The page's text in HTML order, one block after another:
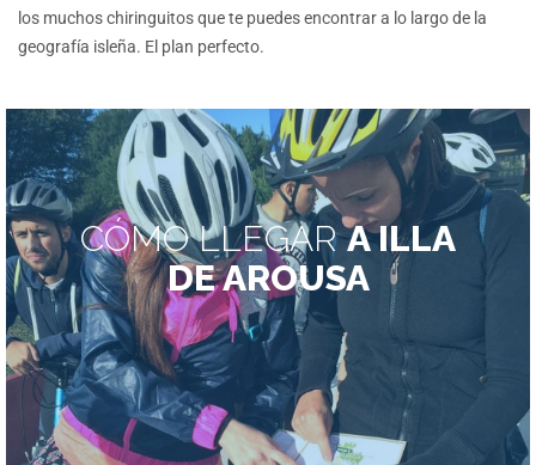
los muchos chiringuitos que te puedes encontrar a lo largo de la
geografía isleña. El plan perfecto.
CÓMO LLEGARA ILLA
DE AROUSA